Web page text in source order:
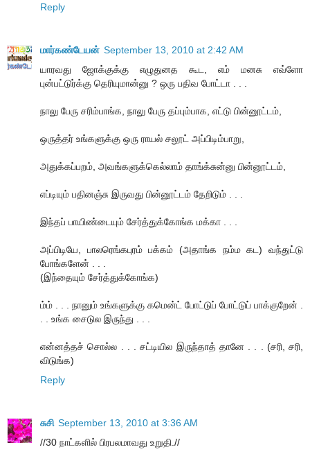
Reply
மார்கண்டேயன் September 13, 2010 at 2:42 AM
யாரவது ஜோக்குக்கு எழுதுனத கூட, எம் மனசு எவ்ளோ
புன்பட்டுர்க்கு தெரியுமான்னு ? ஒரு பதிவ போட்டா . . .
நாலு பேரு சரிம்பாங்க, நாலு பேரு தப்பும்பாக, எட்டு பின்னூட்டம்,
ஒருத்தர் உங்களுக்கு ஒரு ராயல் சலூட் அப்பிடிம்பாறு,
அதுக்கப்பறம், அவங்களுக்கெல்லாம் தாங்க்சுன்னு பின்னூட்டம்,
எப்டியும் பதினஞ்சு இருவது பின்னூட்டம் தேறிடும் . . .
இந்தப் பாயிண்டையும் சேர்த்துக்கோங்க மக்கா . . .
அப்பிடியே, பாலரெங்கபுரம் பக்கம் (அதாங்க நம்ம கட) வந்துட்டு
போங்களேன் . . .
(இந்தையும் சேர்த்துக்கோங்க)
ம்ம் . . . நானும் உங்களுக்கு கமென்ட் போட்டுப் போட்டுப் பாக்குறேன் .
. . உங்க சைடுல இருந்து . . .
என்னத்தச் சொல்ல . . . சட்டியில இருந்தாத் தானே . . . (சரி, சரி,
விடுங்க)
Reply
சுசி September 13, 2010 at 3:36 AM
//30 நாட்களில் பிரபலமாவது உறுதி.//